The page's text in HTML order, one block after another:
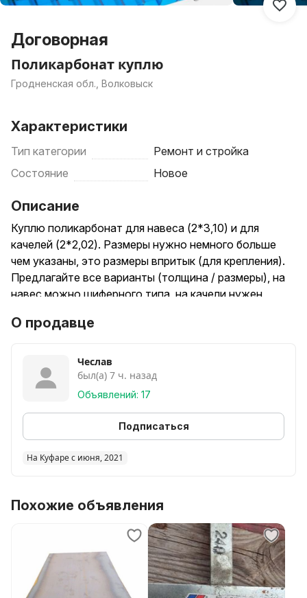
Договорная
Поликарбонат куплю
Гродненская обл., Волковыск
Характеристики
Тип категории
Ремонт и стройка
Состояние
Новое
Описание
Куплю поликарбонат для навеса (2*3,10) и для
качелей (2*2,02). Размеры нужно немного больше
чем указаны, это размеры впритык (для крепления).
Предлагайте все варианты (толщина / размеры), на
навес можно шиферного типа, на качели нужен
хорошем состоянии. Волковыск или ближайшая
О продавце
Чеслав
был(а) 7 ч. назад
Объявлений: 17
Подписаться
На Куфаре с июня, 2021
Похожие объявления